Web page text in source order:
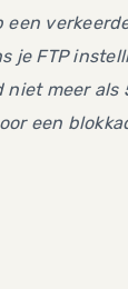
een
je FTP
niet meer
een